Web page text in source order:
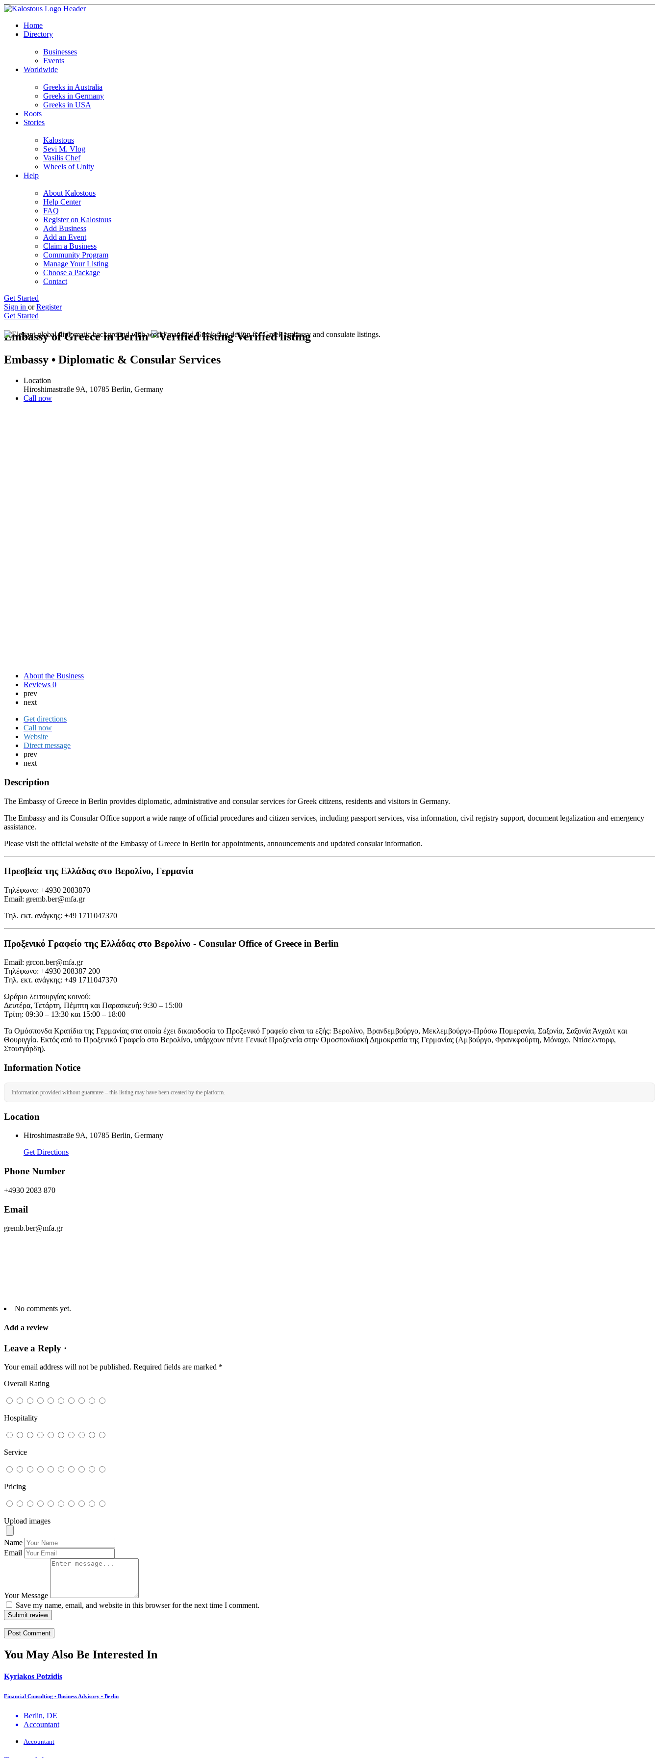
Home
Directory
Businesses
Events
Worldwide
Greeks in Australia
Greeks in Germany
Greeks in USA
Roots
Stories
Kalostous
Sevi M. Vlog
Vasilis Chef
Wheels of Unity
Help
About Kalostous
Help Center
FAQ
Register on Kalostous
Add Business
Add an Event
Claim a Business
Community Program
Manage Your Listing
Choose a Package
Contact
Get Started
Sign in or Register
Get Started
Embassy of Greece in Berlin
Verified listing
Embassy • Diplomatic & Consular Services
Location
Hiroshimastraße 9A, 10785 Berlin, Germany
Call now
About the Business
Reviews 0
prev
next
Get directions
Call now
Website
Direct message
prev
next
Description
The Embassy of Greece in Berlin provides diplomatic, administrative and consular services for Greek citizens, residents and visitors in Germany.
The Embassy and its Consular Office support a wide range of official procedures and citizen services, including passport services, visa information, civil registry support, document legalization and emergency
assistance.
Please visit the official website of the Embassy of Greece in Berlin for appointments, announcements and updated consular information.
Πρεσβεία της Ελλάδας στο Βερολίνο, Γερμανία
Τηλέφωνο: +4930 2083870
Email: gremb.ber@mfa.gr
Tηλ. εκτ. ανάγκης: +49 1711047370
Προξενικό Γραφείο της Ελλάδας στο Βερολίνο - Consular Office of Greece in Berlin
Email: grcon.ber@mfa.gr
Τηλέφωνο: +4930 208387 200
Tηλ. εκτ. ανάγκης: +49 1711047370
Ωράριο λειτουργίας κοινού:
Δευτέρα, Τετάρτη, Πέμπτη και Παρασκευή: 9:30 – 15:00
Τρίτη: 09:30 – 13:30 και 15:00 – 18:00
Τα Ομόσπονδα Κρατίδια της Γερμανίας στα οποία έχει δικαιοδοσία το Προξενικό Γραφείο είναι τα εξής: Βερολίνο, Βρανδεμβούργο, Μεκλεμβούργο-Πρόσω Πομερανία, Σαξονία, Σαξονία Άνχαλτ και
Θουριγγία. Εκτός από το Προξενικό Γραφείο στο Βερολίνο, υπάρχουν πέντε Γενικά Προξενεία στην Ομοσπονδιακή Δημοκρατία της Γερμανίας (Αμβούργο, Φρανκφούρτη, Μόναχο, Ντίσελντορφ,
Στουτγάρδη).
Information Notice
Information provided without guarantee – this listing may have been created by the platform.
Location
Hiroshimastraße 9A, 10785 Berlin, Germany
Get Directions
Phone Number
+4930 2083 870
Email
gremb.ber@mfa.gr
No comments yet.
Add a review
Leave a Reply ·
Your email address will not be published. Required fields are marked *
Overall Rating
Hospitality
Service
Pricing
Upload images
Name
Email
Your Message
Save my name, email, and website in this browser for the next time I comment.
Submit review
You May Also Be Interested In
Kyriakos Potzidis
Financial Consulting • Business Advisory • Berlin
Berlin, DE
Accountant
Accountant